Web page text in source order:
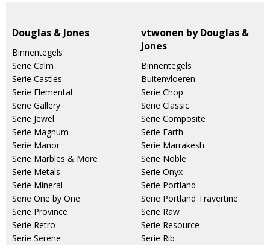
Douglas & Jones
Binnentegels
Serie Calm
Serie Castles
Serie Elemental
Serie Gallery
Serie Jewel
Serie Magnum
Serie Manor
Serie Marbles & More
Serie Metals
Serie Mineral
Serie One by One
Serie Province
Serie Retro
Serie Serene
vtwonen by Douglas &
Jones
Binnentegels
Buitenvloeren
Serie Chop
Serie Classic
Serie Composite
Serie Earth
Serie Marrakesh
Serie Noble
Serie Onyx
Serie Portland
Serie Portland Travertine
Serie Raw
Serie Resource
Serie Rib